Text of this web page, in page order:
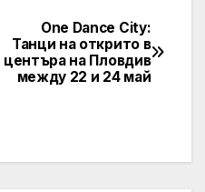
One Dance City:
Танци на открито в
центъра на Пловдив
между 22 и 24 май